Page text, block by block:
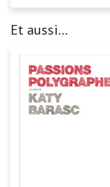
Et aussi...